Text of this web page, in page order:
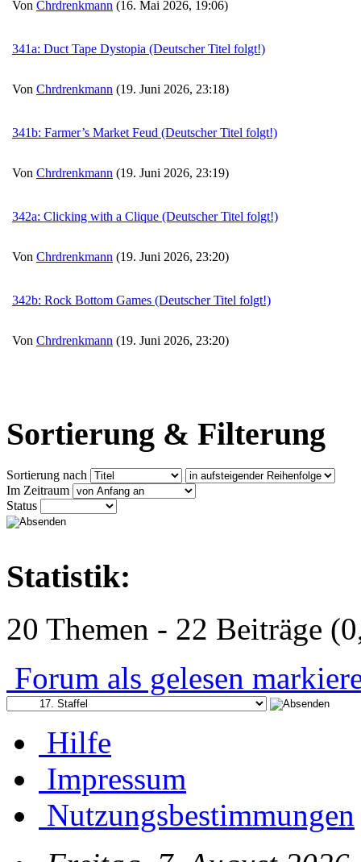
Von Chrdrenkmann (16. Mai 2026, 19:06)
341a: Duct Tape Dystopia (Deutscher Titel folgt!)
Von Chrdrenkmann (19. Juni 2026, 23:18)
341b: Farmer’s Market Feud (Deutscher Titel folgt!)
Von Chrdrenkmann (19. Juni 2026, 23:19)
342a: Clicking with a Clique (Deutscher Titel folgt!)
Von Chrdrenkmann (19. Juni 2026, 23:20)
342b: Rock Bottom Games (Deutscher Titel folgt!)
Von Chrdrenkmann (19. Juni 2026, 23:20)
Sortierung & Filterung
Sortierung nach
Im Zeitraum
Status
Statistik:
20 Themen - 22 Beiträge
Forum als gelesen
Hilfe
Impressum
Nutzungsbestimmungen